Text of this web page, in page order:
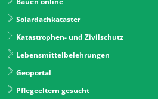
Solardachkataster
Katastrophen- und Zivilschutz
Lebensmittelbelehrungen
Geoportal
Pflegeeltern gesucht